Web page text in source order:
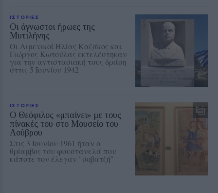
ΙΣΤΟΡΙΕΣ
Οι άγνωστοι ήρωες της
Μυτιλήνης
Οι Λιμενικοί Ηλίας Καζάκος και
Γιώργος Κωτούλας εκτελέστηκαν
για την αντιστασιακή τους δράση
σττις 5 Ιουνίου 1942
ΙΣΤΟΡΙΕΣ
O Θεόφιλος «μπαίνει» με τους
πίνακές του στο Μουσείο του
Λούβρου
Στις 3 Ιουνίου 1961 ήταν ο
θρίαμβος του φουστανελά που
κάποτε τον έλεγαν "σοβατζή"